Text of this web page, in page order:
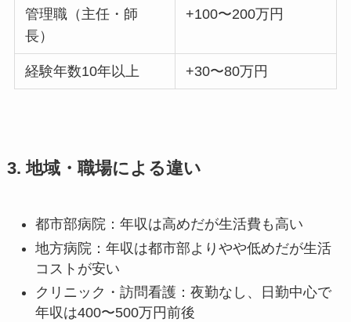
管理職（主任・師
長）
+100〜200万円
経験年数10年以上 +30〜80万円
3. 地域・職場による違い
都市部病院：年収は高めだが生活費も高い
地方病院：年収は都市部よりやや低めだが生活
コストが安い
クリニック・訪問看護：夜勤なし、日勤中心で
年収は400〜500万円前後